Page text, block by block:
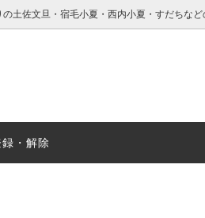
土佐文旦・宿毛小夏・西内小夏・すだちな
お魚・海産物
彩り柑橘園
吉村農園
久保農園について
・解除